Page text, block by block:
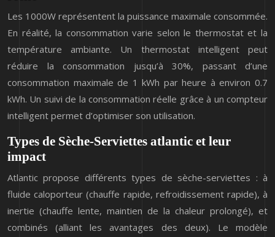
Les 1000W représentent la puissance maximale consommée.
En réalité, la consommation varie selon le thermostat et la
température ambiante. Un thermostat intelligent peut
réduire la consommation jusqu’à 30%, passant d’une
consommation maximale de 1 kWh par heure à environ 0.7
kWh. Un suivi de la consommation réelle grâce à un compteur
intelligent permet d’optimiser son utilisation.
Types de Sèche-Serviettes atlantic et leur
impact
Atlantic propose différents types de sèche-serviettes : à
fluide caloporteur (chauffe rapide, refroidissement rapide), à
inertie (chauffe lente, maintien de la chaleur prolongé), et
combinés (alliant les avantages des deux). Le modèle